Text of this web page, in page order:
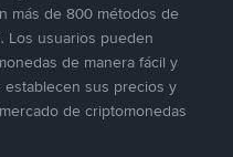
más de 800 métodos de
Los usuarios pueden
de manera fácil y
sus precios y
de criptomonedas